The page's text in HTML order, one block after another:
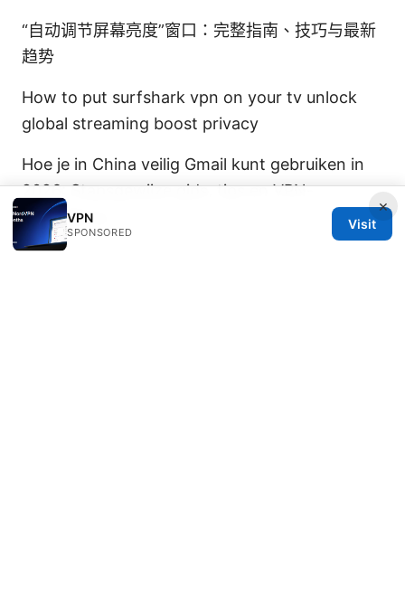
“自动调节屏幕亮度”窗口：完整指南、技巧与最新
趋势
How to put surfshark vpn on your tv unlock
global streaming boost privacy
Hoe je in China veilig Gmail kunt gebruiken in
2026: Stapsgewijze gids, tips en VPN-
vergelijking
×
VPN
SPONSORED
Visit